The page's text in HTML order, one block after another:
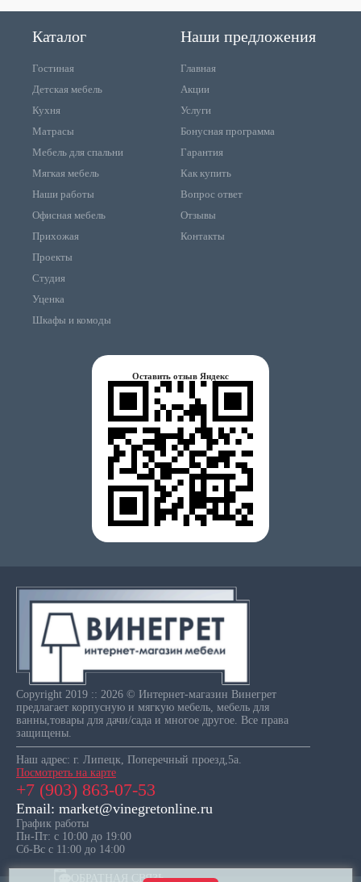
Каталог
Гостиная
Детская мебель
Кухня
Матрасы
Мебель для спальни
Мягкая мебель
Наши работы
Офисная мебель
Прихожая
Проекты
Студия
Уценка
Шкафы и комоды
Наши предложения
Главная
Акции
Услуги
Бонусная программа
Гарантия
Как купить
Вопрос ответ
Отзывы
Контакты
Оставить отзыв Яндекс
Copyright 2019 :: 2026 © Интернет-магазин Винегрет
предлагает корпусную и мягкую мебель, мебель для
ванны,товары для дачи/сада и многое другое. Все права
защищены.
Наш адрес: г. Липецк, Поперечный проезд,5а.
Посмотреть на карте
+7 (903) 863-07-53
Email: market@vinegretonline.ru
График работы
Пн-Пт: с 10:00 до 19:00
Сб-Вс с 11:00 до 14:00
ОБРАТНАЯ СВЯЗЬ